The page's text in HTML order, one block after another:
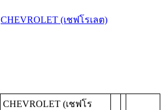
CHEVROLET (เชฟโรเลต)
CHEVROLET (เชฟโร